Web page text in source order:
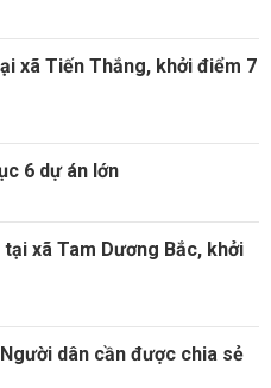
xã Tiến Thắng, khởi điểm 7
6 dự án lớn
xã Tam Dương Bắc, khởi
dân cần được chia sẻ